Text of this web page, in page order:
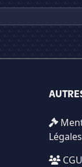
Légales
CGU